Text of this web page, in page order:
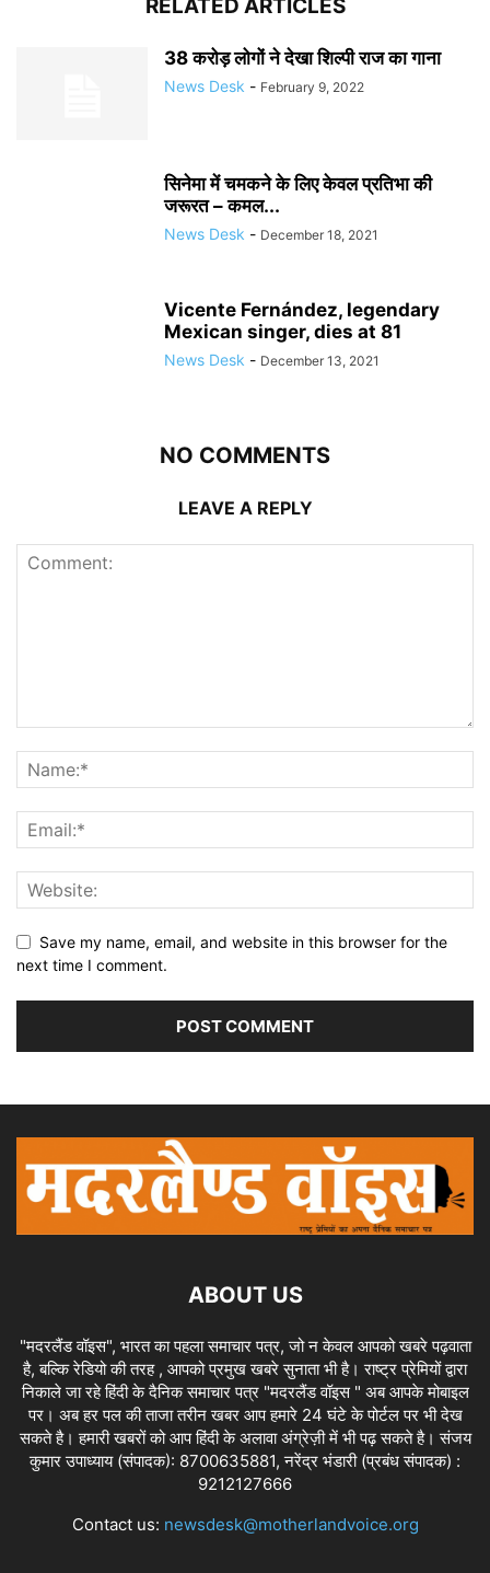
RELATED ARTICLES
38 करोड़ लोगों ने देखा शिल्पी राज का गाना
News Desk - February 9, 2022
सिनेमा में चमकने के लिए केवल प्रतिभा की
जरूरत – कमल...
News Desk - December 18, 2021
Vicente Fernández, legendary
Mexican singer, dies at 81
News Desk - December 13, 2021
NO COMMENTS
LEAVE A REPLY
Save my name, email, and website in this browser for the
next time I comment.
ABOUT US
"मदरलैंड वॉइस", भारत का पहला समाचार पत्र, जो न केवल आपको खबरे पढ़वाता
है, बल्कि रेडियो की तरह , आपको प्रमुख खबरे सुनाता भी है। राष्ट्र प्रेमियों द्वारा
निकाले जा रहे हिंदी के दैनिक समाचार पत्र "मदरलैंड वॉइस " अब आपके मोबाइल
पर। अब हर पल की ताजा तरीन खबर आप हमारे 24 घंटे के पोर्टल पर भी देख
सकते है। हमारी खबरों को आप हिंदी के अलावा अंग्रेज़ी में भी पढ़ सकते है। संजय
कुमार उपाध्याय (संपादक): 8700635881, नरेंद्र भंडारी (प्रबंध संपादक) :
9212127666
Contact us: newsdesk@motherlandvoice.org